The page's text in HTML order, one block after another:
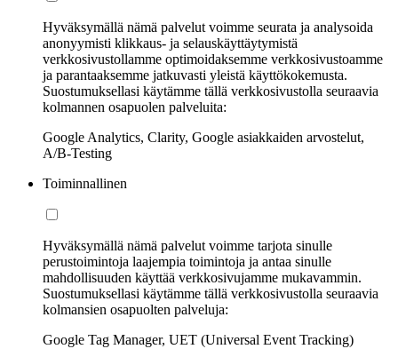
Hyväksymällä nämä palvelut voimme seurata ja analysoida
anonyymisti klikkaus- ja selauskäyttäytymistä
verkkosivustollamme optimoidaksemme verkkosivustoamme
ja parantaaksemme jatkuvasti yleistä käyttökokemusta.
Suostumuksellasi käytämme tällä verkkosivustolla seuraavia
kolmannen osapuolen palveluita:
Google Analytics, Clarity, Google asiakkaiden arvostelut,
A/B-Testing
Toiminnallinen
Hyväksymällä nämä palvelut voimme tarjota sinulle
perustoimintoja laajempia toimintoja ja antaa sinulle
mahdollisuuden käyttää verkkosivujamme mukavammin.
Suostumuksellasi käytämme tällä verkkosivustolla seuraavia
kolmansien osapuolten palveluja:
Google Tag Manager, UET (Universal Event Tracking)